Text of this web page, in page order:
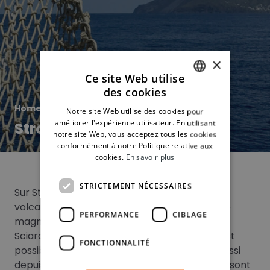
Home À la une »
Stromboli, la coulée de lave
Sur Stromboli, après l’explosion du 3 juillet, le
volcan offre un spectacle très beau avec une
magnifique coulée de lave qui descend sur la
Sciara del Fuoco. En ce moment la montée est
possible jusqu’à 260m. La coulée est visible aussi
depuis la mer. Plusieurs excursions en bateau sont
ITALIAN
SPANISH
×
Ce site Web utilise
des cookies
Notre site Web utilise des cookies pour
améliorer l'expérience utilisateur. En utilisant
notre site Web, vous acceptez tous les cookies
conformément à notre Politique relative aux
cookies. En savoir plus
STRICTEMENT NÉCESSAIRES
PERFORMANCE CIBLAGE
FONCTIONNALITÉ